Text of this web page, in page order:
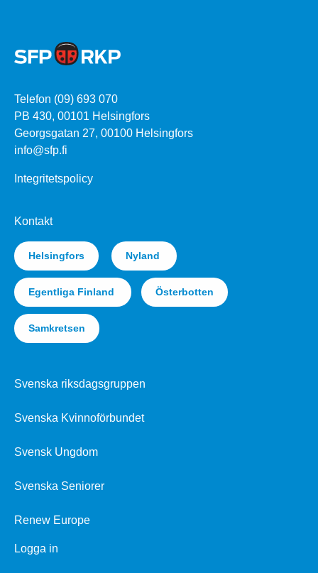
Telefon (09) 693 070
PB 430, 00101 Helsingfors
Georgsgatan 27, 00100 Helsingfors
info@sfp.fi
Integritetspolicy
Kontakt
Helsingfors Nyland
Egentliga Finland Österbotten
Samkretsen
Svenska riksdagsgruppen
Svenska Kvinnoförbundet
Svensk Ungdom
Svenska Seniorer
Renew Europe
Logga in